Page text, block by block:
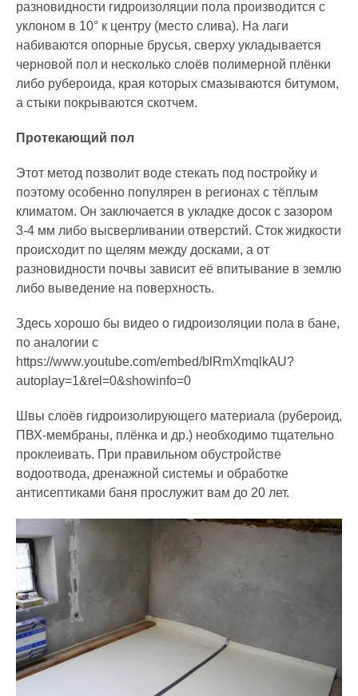
разновидности гидроизоляции пола производится с
уклоном в 10° к центру (место слива). На лаги
набиваются опорные брусья, сверху укладывается
черновой пол и несколько слоёв полимерной плёнки
либо рубероида, края которых смазываются битумом,
а стыки покрываются скотчем.
Протекающий пол
Этот метод позволит воде стекать под постройку и
поэтому особенно популярен в регионах с тёплым
климатом. Он заключается в укладке досок с зазором
3-4 мм либо высверливании отверстий. Сток жидкости
происходит по щелям между досками, а от
разновидности почвы зависит её впитывание в землю
либо выведение на поверхность.
Здесь хорошо бы видео о гидроизоляции пола в бане,
по аналогии с
https://www.youtube.com/embed/blRmXmqlkAU?
autoplay=1&rel=0&showinfo=0
Швы слоёв гидроизолирующего материала (рубероид,
ПВХ-мембраны, плёнка и др.) необходимо тщательно
проклеивать. При правильном обустройстве
водоотвода, дренажной системы и обработке
антисептиками баня прослужит вам до 20 лет.